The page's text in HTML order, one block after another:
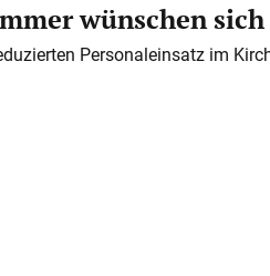
wünschen
Personaleinsatz im